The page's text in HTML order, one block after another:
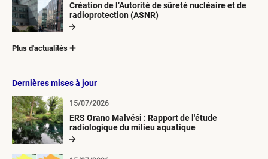
Création de l’Autorité de sûreté nucléaire et de
radioprotection (ASNR)
Plus d'actualités
Dernières mises à jour
ERS Orano Malvési : Rapport de l'étude
radiologique du milieu aquatique
15/07/2026